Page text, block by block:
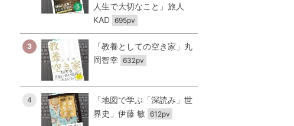
人生で大切なこと」旅人
KAD 695pv
3
「教養としての空き家」丸
岡智幸 632pv
4
「地図で学ぶ「深読み」世
界史」伊藤 敏 612pv